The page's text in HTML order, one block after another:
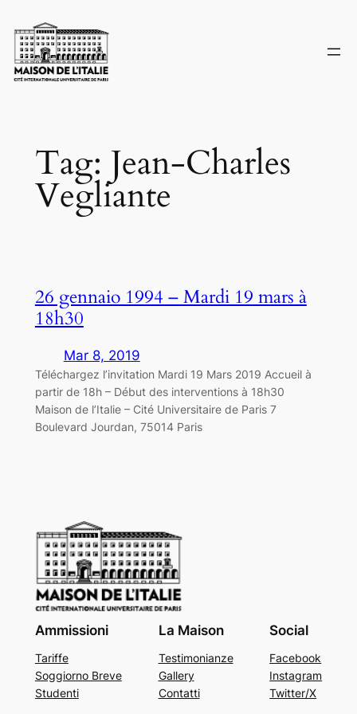
to
content
Tag: Jean-Charles
Vegliante
26 gennaio 1994 – Mardi 19 mars à
18h30
Mar 8, 2019
Téléchargez l’invitation Mardi 19 Mars 2019 Accueil à
partir de 18h – Début des interventions à 18h30
Maison de l’Italie – Cité Universitaire de Paris 7
Boulevard Jourdan, 75014 Paris
Ammissioni
Tariffe
Soggiorno Breve
Studenti
La Maison
Testimonianze
Gallery
Contatti
Social
Facebook
Instagram
Twitter/X